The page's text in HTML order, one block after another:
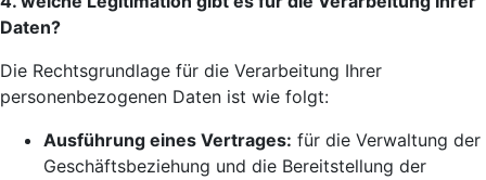
Daten?
Die Rechtsgrundlage für die Verarbeitung Ihrer
personenbezogenen Daten ist wie folgt:
Ausführung eines Vertrages: für die Verwaltung der
Geschäftsbeziehung und die Bereitstellung der